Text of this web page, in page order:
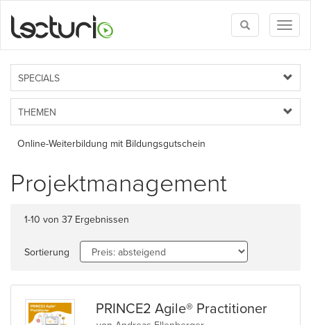
Toggle
search
SPECIALS
THEMEN
Online-Weiterbildung mit Bildungsgutschein
Projektmanagement
1-10 von 37 Ergebnissen
Sortierung
PRINCE2 Agile® Practitioner